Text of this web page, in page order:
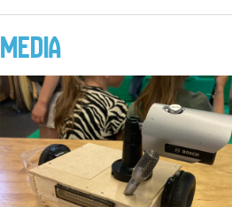
MEDIA